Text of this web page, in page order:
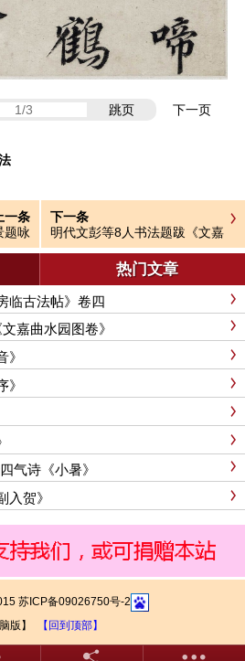
跳页 下一页
上一条
题咏
下一条
明代文彭等8人书法题跋《文嘉
曲水园图卷》
热门文章
临古法帖》卷四
嘉曲水园图卷》
气诗《小暑》
入贺》
苏ICP备09026750号-2
版】
【回到顶部】